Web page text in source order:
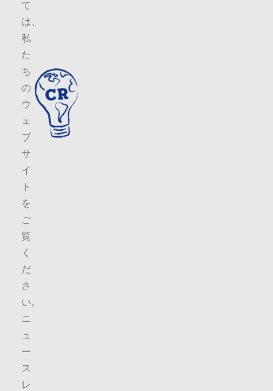
て
は、
私
た
ち
の
ウ
ェ
ブ
サ
イ
ト
を
ご
覧
く
だ
さ
い。
ニ
ュ
ー
ス
レ